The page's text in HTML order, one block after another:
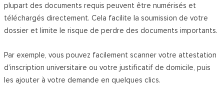
plupart des documents requis peuvent être numérisés et
téléchargés directement. Cela facilite la soumission de votre
dossier et limite le risque de perdre des documents importants.
Par exemple, vous pouvez facilement scanner votre attestation
d’inscription universitaire ou votre justificatif de domicile, puis
les ajouter à votre demande en quelques clics.